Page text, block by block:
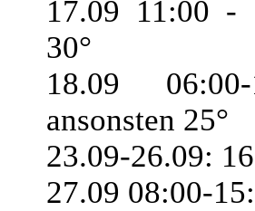
17.09 11:00 -
30°
18.09
ansonsten 25°
23.09-26.09:
27.09 08:00-